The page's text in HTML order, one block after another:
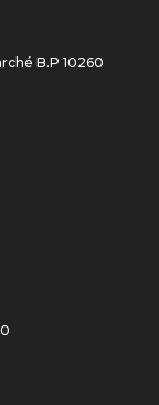
B.P 10260